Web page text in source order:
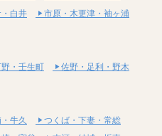
・白井
市原・木更津・袖ヶ浦
・壬生町
佐野・足利・野木
牛久
つくば・下妻・常総